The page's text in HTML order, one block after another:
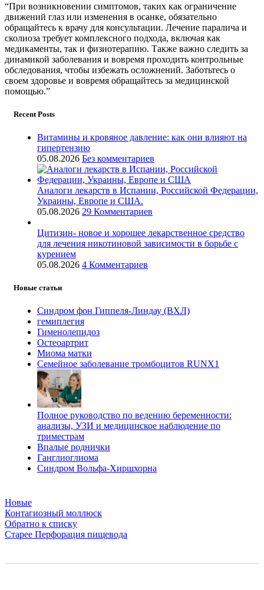
“При возникновении симптомов, таких как ограничение
движений глаз или изменения в осанке, обязательно
обращайтесь к врачу для консультации. Лечение паралича и
сколиоза требует комплексного подхода, включая как
медикаменты, так и физиотерапию. Также важно следить за
динамикой заболевания и вовремя проходить контрольные
обследования, чтобы избежать осложнений. Заботьтесь о
своем здоровье и вовремя обращайтесь за медицинской
помощью.”
Recent Posts
Витамины и кровяное давление: как они влияют на
гипертензию
05.08.2026 Без комментариев
Аналоги лекарств в Испании, Российской Федерации,
Украины, Европе и США.
05.08.2026 29 Комментариев
Цитизин- новое и хорошее лекарственное средство
для лечения никотиновой зависимости в борьбе с
курением
05.08.2026 4 Комментариев
Новые статьи
Синдром фон Гиппеля-Линдау (ВХЛ)
гемиплегия
Гименолепидоз
Остеоартрит
Миома матки
Семейное заболевание тромбоцитов RUNX1
Полное руководство по ведению беременности:
анализы, УЗИ и медицинское наблюдение по
триместрам
Впалые роднички
Ганглиоглиома
Синдром Вольфа-Хиршхорна
Новые
Контагиозный моллюск
Обратно к списку
Старее Перфорация пищевода